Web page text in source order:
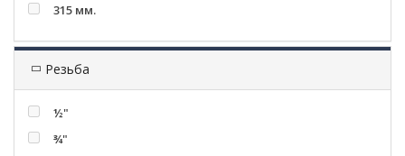
315 мм.
Резьба
½"
¾"